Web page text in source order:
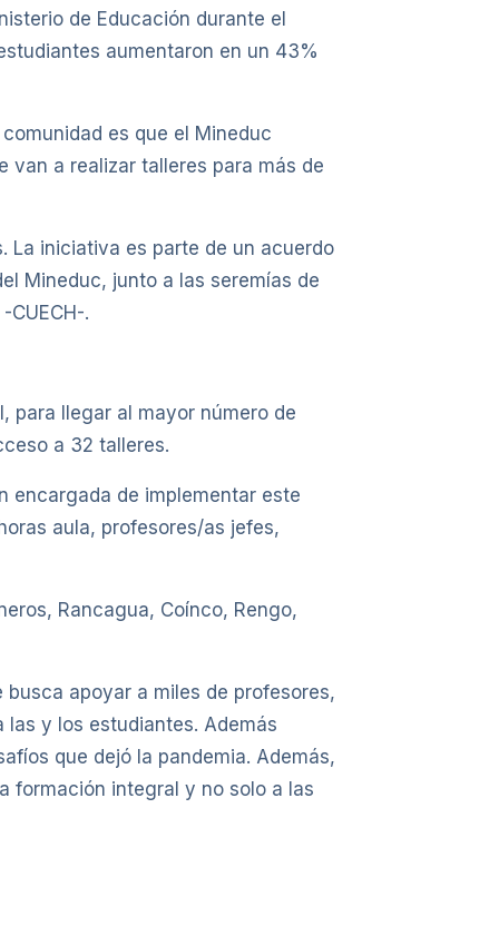
de Educación durante el
aumentaron en un 43%
es que el Mineduc
van a realizar talleres para más de
La iniciativa es parte de un acuerdo
Mineduc, junto a las seremías de
.
para llegar al mayor número de
a 32 talleres.
encargada de implementar este
aula, profesores/as jefes,
Rancagua, Coínco, Rengo,
apoyar a miles de profesores,
y los estudiantes. Además
que dejó la pandemia. Además,
formación integral y no solo a las